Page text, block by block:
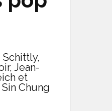
Schittly,
Jean-
et
Chung